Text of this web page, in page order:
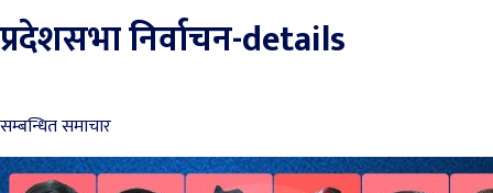
प्रदेशसभा निर्वाचन-details
सम्बन्धित समाचार